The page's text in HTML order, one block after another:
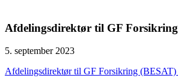
Afdelingsdirektør til GF Forsikring
5. september 2023
Afdelingsdirektør til GF Forsikring (BESAT)